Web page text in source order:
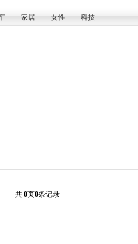
家居 女性 科技
共 0页0条记录